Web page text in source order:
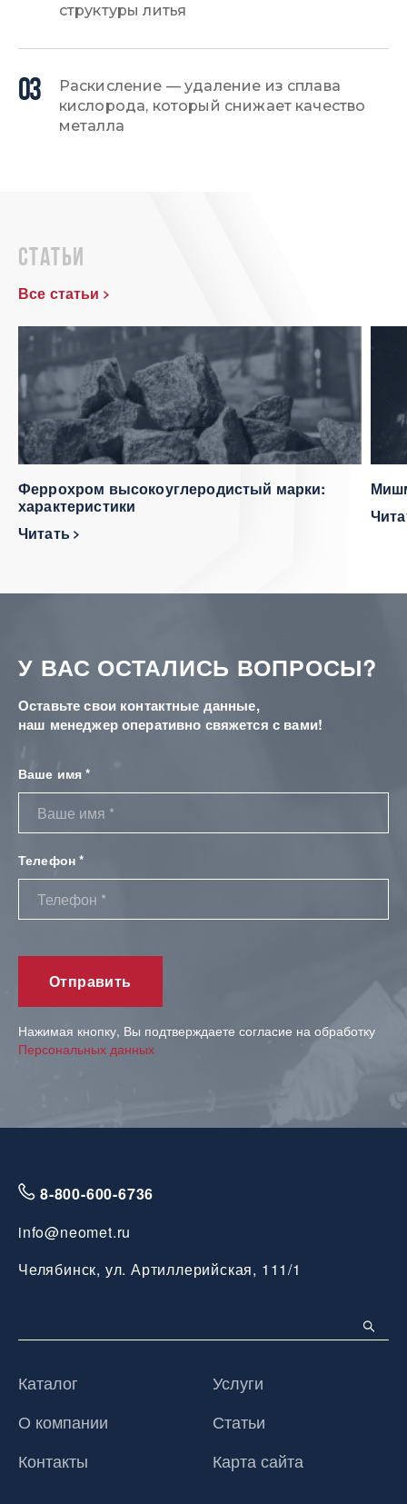
структуры литья
03
Раскисление — удаление из сплава
кислорода, который снижает качество
металла
статьи
Все статьи
Феррохром высокоуглеродистый марки:
характеристики
Читать
У ВАС ОСТАЛИСЬ ВОПРОСЫ?
Оставьте свои контактные данные,
наш менеджер оперативно свяжется с вами!
Ваше имя *
Телефон *
Нажимая кнопку, Вы подтверждаете согласие на обработку
Персональных данных
8-800-600-6736
info@neomet.ru
Челябинск, ул. Артиллерийская, 111/1
Каталог
Услуги
О компании
Статьи
Контакты
Карта сайта